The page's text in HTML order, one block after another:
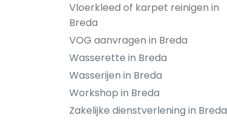
Vloerkleed of karpet reinigen in
Breda
VOG aanvragen in Breda
Wasserette in Breda
Wasserijen in Breda
Workshop in Breda
Zakelijke dienstverlening in Breda